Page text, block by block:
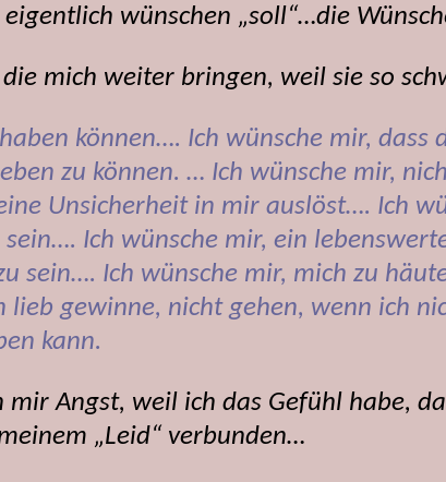
wünschen „soll“…die
die mich weiter bringen, weil sie so
können…. Ich wünsche mir, dass
zu können. … Ich wünsche mir,
Unsicherheit in mir auslöst…. Ich
Ich wünsche mir, ein
sein…. Ich wünsche mir, mich zu
lieb gewinne, nicht gehen, wenn ich
kann.
mir Angst, weil ich das Gefühl habe,
„Leid“ verbunden…